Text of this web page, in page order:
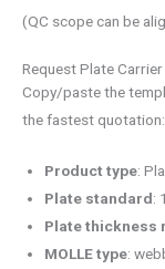
(QC scope can be
Request Plate
Copy/paste the
the fastest quotation:
Product type:
Plate standard:
Plate thickness
MOLLE type: